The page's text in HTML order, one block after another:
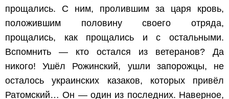
прощались. С ним, пролившим за царя кровь,
положившим половину своего отряда,
прощались, как прощались и с остальными.
Вспомнить — кто остался из ветеранов? Да
никого! Ушёл Рожинский, ушли запорожцы, не
осталось украинских казаков, которых привёл
Ратомский… Он — один из последних. Наверное,